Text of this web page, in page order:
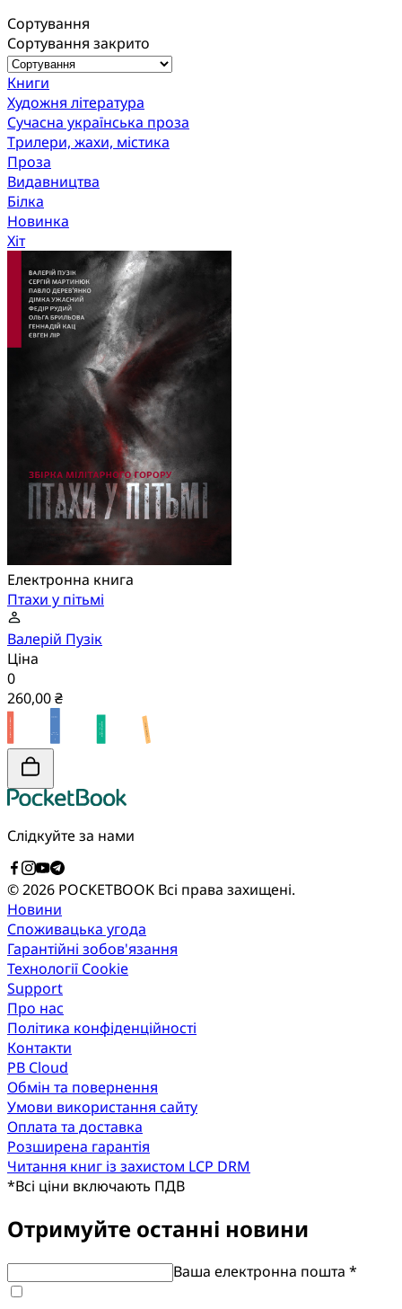
Сортування
Сортування закрито
Книги
Художня література
Сучасна українська проза
Трилери, жахи, містика
Проза
Видавництва
Білка
Новинка
Хіт
Електронна книга
Птахи у пітьмі
Валерій Пузік
Ціна
0
260,00 ₴
Слідкуйте за нами
© 2026 POCKETBOOK Всі права захищені.
Новини
Споживацька угода
Гарантійні зобов'язання
Технології Cookie
Support
Про нас
Політика конфіденційності
Контакти
PB Cloud
Обмін та повернення
Умови використання сайту
Оплата та доставка
Розширена гарантія
Читання книг із захистом LCP DRM
*Всі ціни включають ПДВ
Отримуйте останні новини
Ваша електронна пошта *